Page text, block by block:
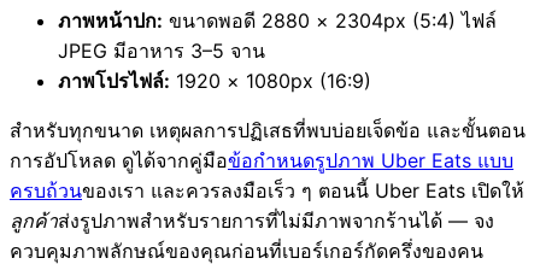
ภาพหน้าปก: ขนาดพอดี 2880 × 2304px (5:4) ไฟล์
JPEG มีอาหาร 3–5 จาน
ภาพโปรไฟล์: 1920 × 1080px (16:9)
สำหรับทุกขนาด เหตุผลการปฏิเสธที่พบบ่อยเจ็ดข้อ และขั้นตอน
การอัปโหลด ดูได้จากคู่มือข้อกำหนดรูปภาพ Uber Eats แบบ
ครบถ้วนของเรา และควรลงมือเร็ว ๆ ตอนนี้ Uber Eats เปิดให้
ลูกค้าส่งรูปภาพสำหรับรายการที่ไม่มีภาพจากร้านได้ — จง
ควบคุมภาพลักษณ์ของคุณก่อนที่เบอร์เกอร์กัดครึ่งของคน